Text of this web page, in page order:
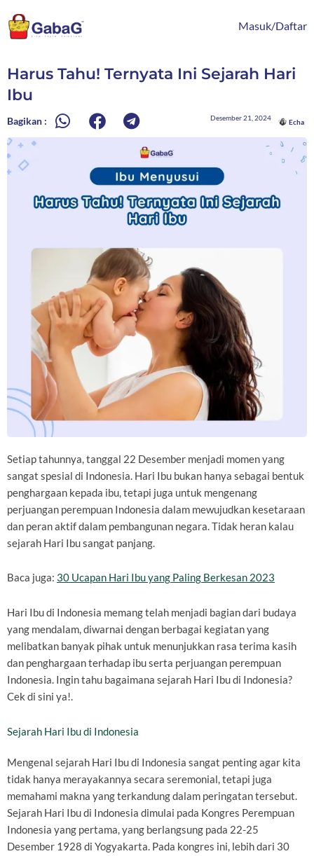
ke
konten
Masuk/Daftar
Harus Tahu! Ternyata Ini Sejarah Hari
Ibu
Bagikan : Desember 21, 2024
Echa
Setiap tahunnya, tanggal 22 Desember menjadi momen yang
sangat spesial di Indonesia. Hari Ibu bukan hanya sebagai bentuk
penghargaan kepada ibu, tetapi juga untuk mengenang
perjuangan perempuan Indonesia dalam mewujudkan kesetaraan
dan peran aktif dalam pembangunan negara. Tidak heran kalau
sejarah Hari Ibu sangat panjang.
Baca juga: 30 Ucapan Hari Ibu yang Paling Berkesan 2023
Hari Ibu di Indonesia memang telah menjadi bagian dari budaya
yang mendalam, diwarnai dengan berbagai kegiatan yang
melibatkan banyak pihak untuk menunjukkan rasa terima kasih
dan penghargaan terhadap ibu serta perjuangan perempuan
Indonesia. Ingin tahu bagaimana sejarah Hari Ibu di Indonesia?
Cek di sini ya!.
Sejarah Hari Ibu di Indonesia
Mengenal sejarah Hari Ibu di Indonesia sangat penting agar kita
tidak hanya merayakannya secara seremonial, tetapi juga
memahami makna yang terkandung dalam peringatan tersebut.
Sejarah Hari Ibu di Indonesia dimulai pada Kongres Perempuan
Indonesia yang pertama, yang berlangsung pada 22-25
Desember 1928 di Yogyakarta. Pada kongres ini, lebih dari 30